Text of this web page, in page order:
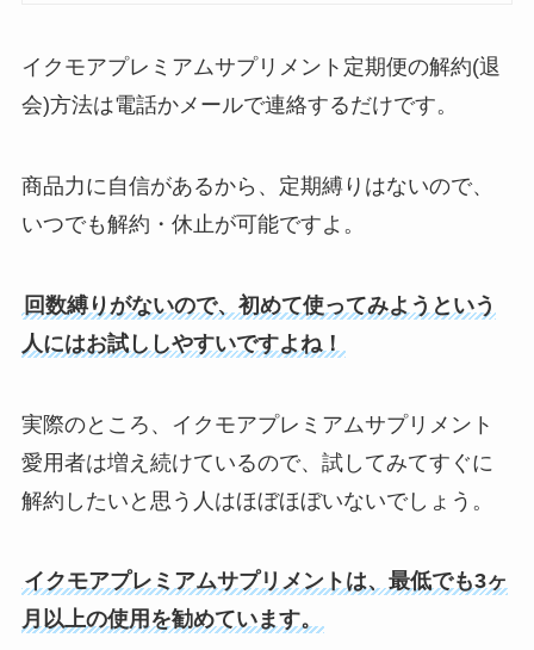
イクモアプレミアムサプリメント定期便の解約(退
会)方法は電話かメールで連絡するだけです。
商品力に自信があるから、定期縛りはないので、
いつでも解約・休止が可能ですよ。
回数縛りがないので、初めて使ってみようという
人にはお試ししやすいですよね！
実際のところ、イクモアプレミアムサプリメント
愛用者は増え続けているので、試してみてすぐに
解約したいと思う人はほぼほぼいないでしょう。
イクモアプレミアムサプリメントは、最低でも3ヶ
月以上の使用を勧めています。